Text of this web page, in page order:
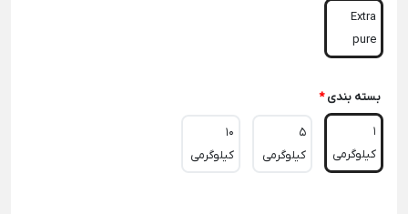
Extra
pure
بسته بندی *
1
کیلوگرمی
5
کیلوگرمی
10
کیلوگرمی